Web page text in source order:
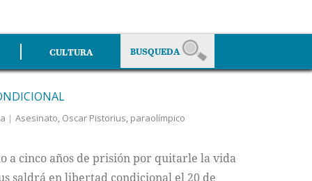
CULTURA
Asesinato, Oscar Pistorius, paraolímpico
a cinco años de prisión por quitarle la vida
saldrá en libertad condicional el 20 de